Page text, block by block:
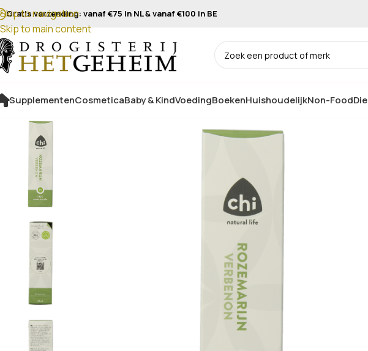
Skip to navigation
Skip to main content
Gratis verzending: vanaf €75 in NL & vanaf €100 in BE Gratis
SupplementenCosmeticaBaby & KindVoedingBoekenHuishoudelijkNon-Food